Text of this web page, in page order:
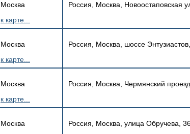
Москва
к карте...
Россия, Москва, Новоостаповская
Москва
к карте...
Россия, Москва, шоссе
Москва
к карте...
Россия, Москва, Чермянский
Москва
Россия, Москва, улица Обручева,